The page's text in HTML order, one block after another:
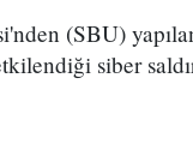
(SBU)
siber